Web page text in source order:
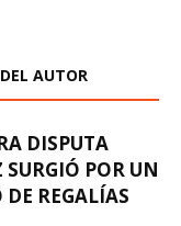
AUTOR
DISPUTA
SURGIÓ POR UN
REGALÍAS